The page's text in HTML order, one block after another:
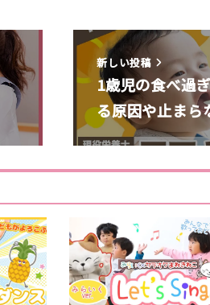
新しい投稿
1歳児の食べ過
る原因や止ま